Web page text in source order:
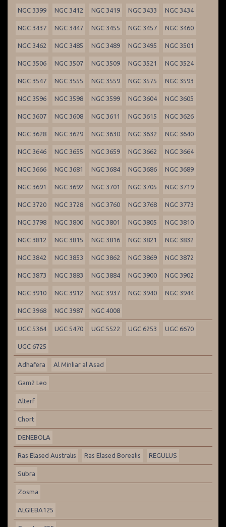
NGC 3399 NGC 3412 NGC 3419 NGC 3433 NGC 3434
NGC 3437 NGC 3447 NGC 3455 NGC 3457 NGC 3460
NGC 3462 NGC 3485 NGC 3489 NGC 3495 NGC 3501
NGC 3506 NGC 3507 NGC 3509 NGC 3521 NGC 3524
NGC 3547 NGC 3555 NGC 3559 NGC 3575 NGC 3593
NGC 3596 NGC 3598 NGC 3599 NGC 3604 NGC 3605
NGC 3607 NGC 3608 NGC 3611 NGC 3615 NGC 3626
NGC 3628 NGC 3629 NGC 3630 NGC 3632 NGC 3640
NGC 3646 NGC 3655 NGC 3659 NGC 3662 NGC 3664
NGC 3666 NGC 3681 NGC 3684 NGC 3686 NGC 3689
NGC 3691 NGC 3692 NGC 3701 NGC 3705 NGC 3719
NGC 3720 NGC 3728 NGC 3760 NGC 3768 NGC 3773
NGC 3798 NGC 3800 NGC 3801 NGC 3805 NGC 3810
NGC 3812 NGC 3815 NGC 3816 NGC 3821 NGC 3832
NGC 3842 NGC 3853 NGC 3862 NGC 3869 NGC 3872
NGC 3873 NGC 3883 NGC 3884 NGC 3900 NGC 3902
NGC 3910 NGC 3912 NGC 3937 NGC 3940 NGC 3944
NGC 3968 NGC 3987 NGC 4008
UGC 5364 UGC 5470 UGC 5522 UGC 6253 UGC 6670
UGC 6725
Adhafera Al Minliar al Asad
Gam2 Leo
Alterf
Chort
DENEBOLA
Ras Elased Australis Ras Elased Borealis REGULUS
Subra
Zosma
ALGIEBA125